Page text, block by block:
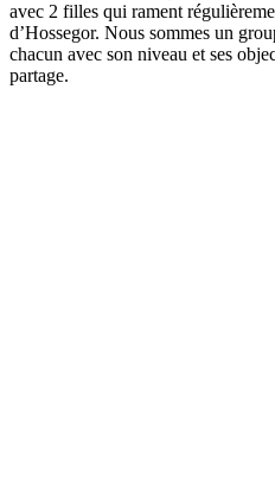
avec 2 filles qui rament
d’Hossegor. Nous sommes un
chacun avec son niveau et ses
partage.